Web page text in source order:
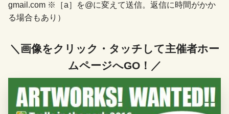
gmail.com ※［a］を@に変えて送信。返信に時間がかか
る場合もあり）
＼画像をクリック・タッチして主催者ホー
ムページへGO！／